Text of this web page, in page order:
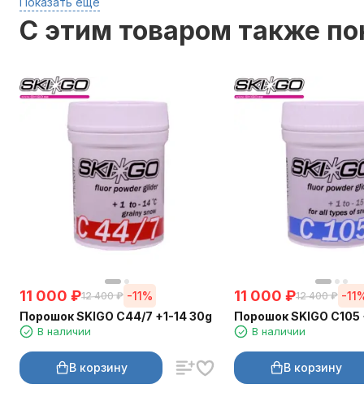
Продолжите обработку роторной нейлоновой щеткой,
Сделайте окончательный легкий проход роторной щеткой из
Поверхность должна стать слегка матовой (матовая поверхность
При работе ручными щетками
используйте сначала щетки из
Окончательную обработку проводите нейлоновой щеткой,
Далее сделайте пару проходов щеткой из металла или щеткой из
C этим товаром также
11 000 ₽12 400 ₽ -11%
Порошок SKIGO C44/7 +1-14 30g
В наличии
В корзину
11 000 ₽12 400 ₽ -
Порошок SKIGO C105
В наличии
В корзину